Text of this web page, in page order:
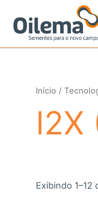
para
conteúdo
Início /
I2X
Exibindo 1–12